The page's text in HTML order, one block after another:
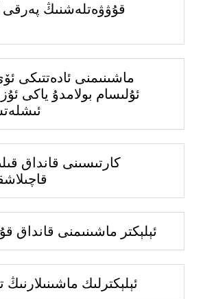
ماشىنىمنى ئادەتتىكى
ئۇلىسام بولامدۇ ياكى
ئېلېكتر ماشىنىمنى قانداق
ئېلېكترلىك